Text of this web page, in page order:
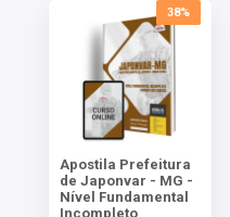
38%
Apostila Prefeitura
de Japonvar - MG -
Nível Fundamental
Incompleto